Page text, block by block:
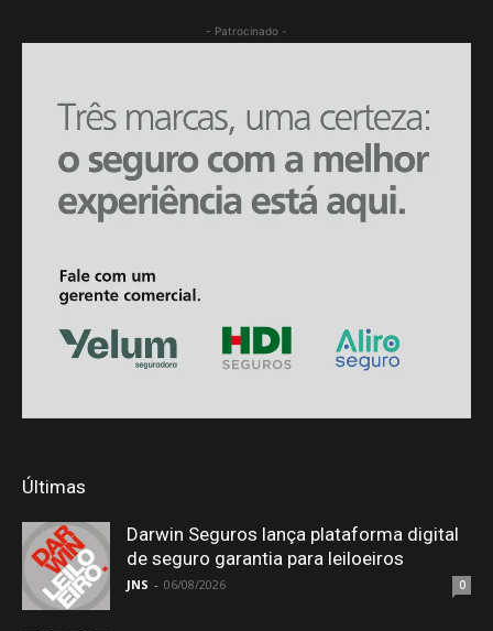
- Patrocinado -
Últimas
Darwin Seguros lança plataforma digital
de seguro garantia para leiloeiros
JNS - 06/08/2026 0